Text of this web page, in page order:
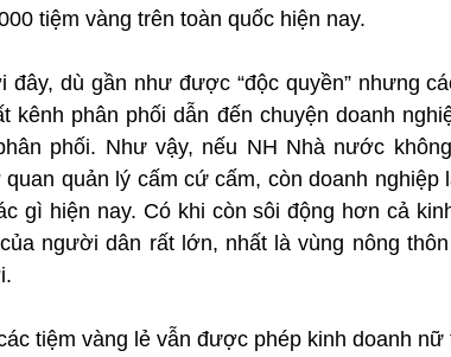
tiệm vàng trên toàn quốc hiện nay.
đây, dù gần như được “độc quyền” nhưng
kênh phân phối dẫn đến chuyện doanh
phối. Như vậy, nếu NH Nhà nước
quản lý cấm cứ cấm, còn doanh
gì hiện nay. Có khi còn sôi động hơn cả
người dân rất lớn, nhất là vùng nông
tiệm vàng lẻ vẫn được phép kinh doanh